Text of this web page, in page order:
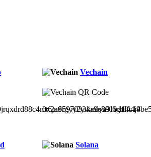
Vechain
Solana